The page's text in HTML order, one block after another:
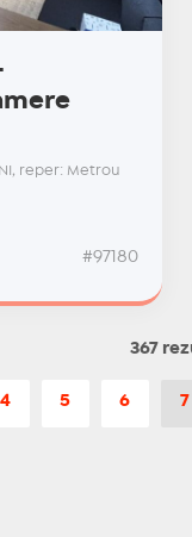
reper: Metrou
#97180
367
4 5 6 7